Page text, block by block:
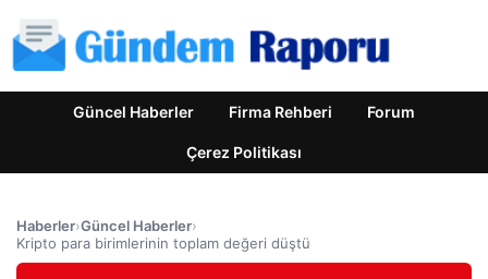
Güncel Haberler Firma Rehberi Forum
Çerez Politikası
Haberler›Güncel Haberler›
Kripto para birimlerinin toplam değeri düştü